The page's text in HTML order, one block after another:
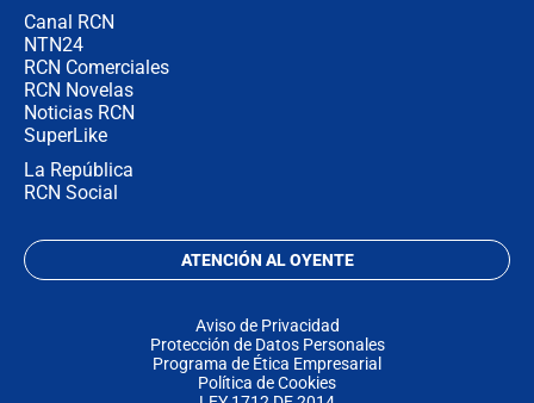
Canal RCN
NTN24
RCN Comerciales
RCN Novelas
Noticias RCN
SuperLike
La República
RCN Social
ATENCIÓN AL OYENTE
Aviso de Privacidad
Protección de Datos Personales
Programa de Ética Empresarial
Política de Cookies